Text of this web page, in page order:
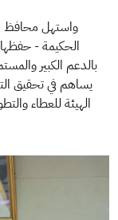
واستهل محافظ
الحكيمة -
بالدعم الكبير
يساهم في تحقيق
الهيئة للعطاء